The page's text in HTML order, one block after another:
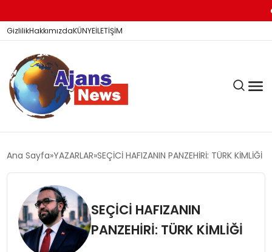
GizlilikHakkımızdaKÜNYEİLETİŞİM
KÖŞE YAZILARI
SİYASET
DÜNYA
Ana Sayfa YAZARLAR SEÇİCİ HAFIZANIN PANZEHİRİ: TÜRK KİMLİĞİ
SEÇİCİ HAFIZANIN
PANZEHİRİ: TÜRK KİMLİĞİ